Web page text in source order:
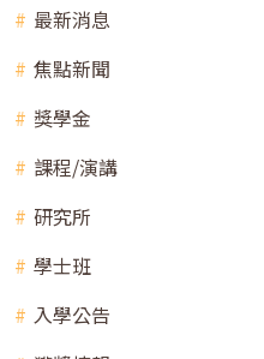
最新消息
焦點新聞
獎學金
課程/演講
研究所
學士班
入學公告